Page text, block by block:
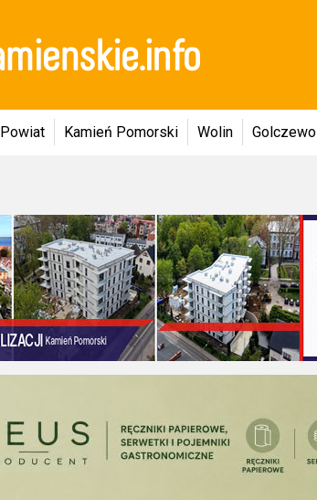
Powiat Kamień Pomorski Wolin Golczewo